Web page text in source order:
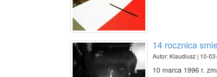
14 rocznica
Autor: Klaudiusz | 10-
10 marca 1996 r.